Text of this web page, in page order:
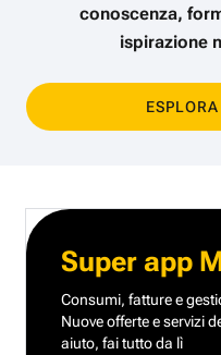
conoscenza,
ispirazione
Super app
Consumi, fatture e
Nuove offerte e servizi
aiuto, fai tutto da lì